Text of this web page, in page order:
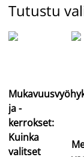
Tutustu
ja -
kerrokset:
Kuinka
valitset